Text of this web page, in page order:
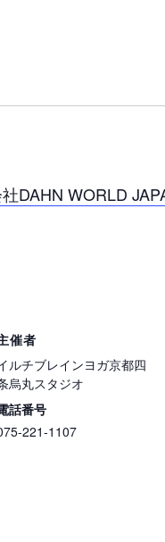
DAHN WORLD
催者
ルチブレインヨガ京都四
烏丸スタジオ
話番号
221-1107